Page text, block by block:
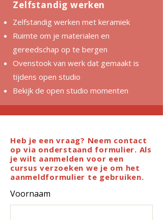
Zelfstandig werken
Zelfstandig werken met keramiek
Ruimte om je materialen en
gereedschap op te bergen
Ovenstook van werk dat gemaakt is
tijdens open studio
Bekijk de open studio momenten
Heb je een vraag? Neem contact
op via onderstaand formulier. Als
je wilt aanmelden voor een
cursus verzoeken we je om het
aanmeldformulier te gebruiken.
Voornaam